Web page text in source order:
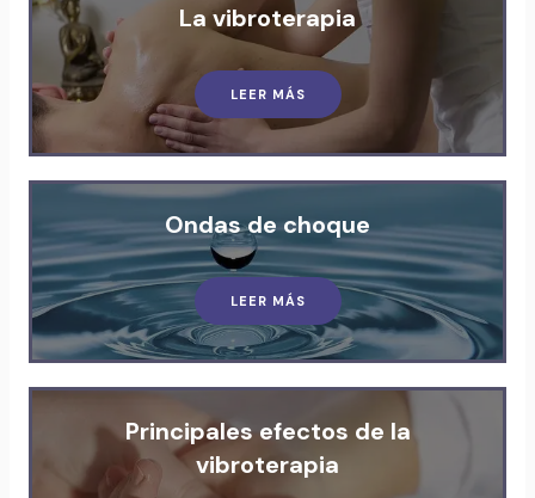
La vibroterapia
LEER MÁS
Ondas de choque
LEER MÁS
Principales efectos de la
vibroterapia